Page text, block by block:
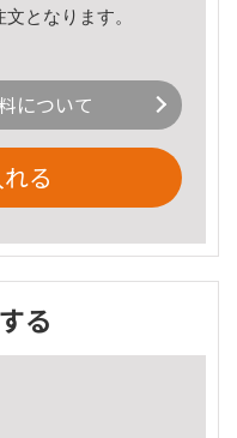
となります。
について
る
る